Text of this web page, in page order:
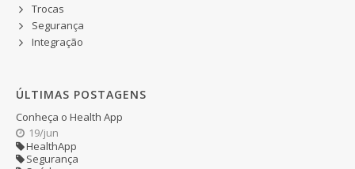
Trocas
Segurança
Integração
ÚLTIMAS POSTAGENS
Conheça o Health App
19/jun
HealthApp
Segurança